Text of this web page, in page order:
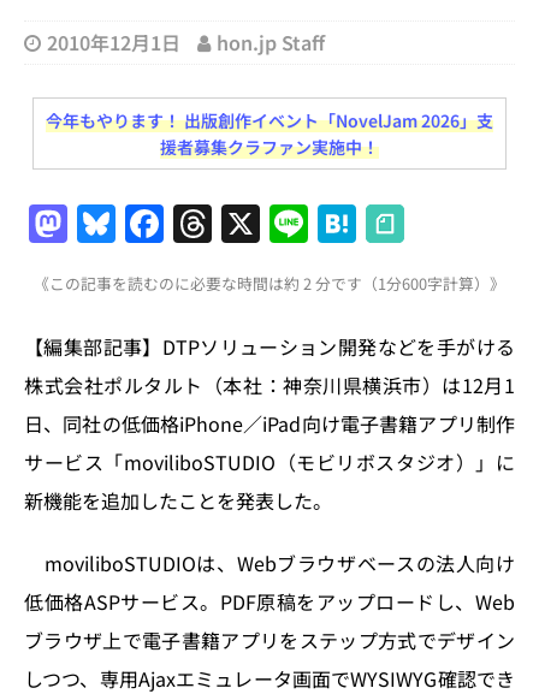
2010年12月1日 hon.jp Staff
今年もやります！ 出版創作イベント「NovelJam 2026」支
援者募集クラファン実施中！
M
a
st
o
d
o
n
Bl
u
e
s
k
y
F
a
c
e
b
o
o
k
T
h
re
a
d
s
X Li
n
e
H
at
e
n
a
《この記事を読むのに必要な時間は約 2 分です（1分600字計算）》
【編集部記事】DTPソリューション開発などを手がける
株式会社ポルタルト（本社：神奈川県横浜市）は12月1
日、同社の低価格iPhone／iPad向け電子書籍アプリ制作
サービス「moviliboSTUDIO（モビリボスタジオ）」に
新機能を追加したことを発表した。
moviliboSTUDIOは、Webブラウザベースの法人向け
低価格ASPサービス。PDF原稿をアップロードし、Web
ブラウザ上で電子書籍アプリをステップ方式でデザイン
しつつ、専用Ajaxエミュレータ画面でWYSIWYG確認でき